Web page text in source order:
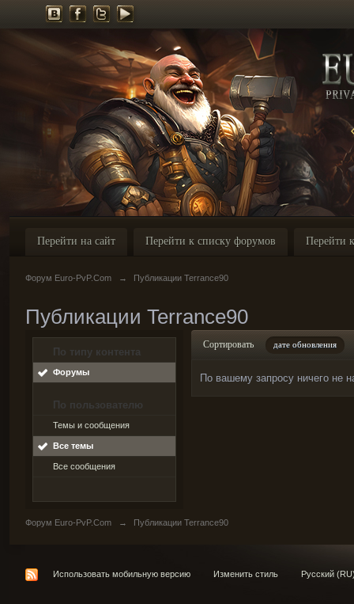
Перейти на сайт Перейти к списку форумов Перейти
Форум Euro-PvP.Com → Публикации Terrance90
Публикации Terrance90
По типу контента
Форумы
По пользователю
Темы и сообщения
Все темы
Все сообщения
Сортировать дате обновления
По вашему запросу ничего не
Форум Euro-PvP.Com → Публикации Terrance90
Использовать мобильную версию Изменить стиль Русский